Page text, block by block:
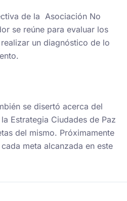
de la Asociación No
se reúne para evaluar los
un diagnóstico de lo
se disertó acerca del
Estrategia Ciudades de Paz
del mismo. Próximamente
meta alcanzada en este